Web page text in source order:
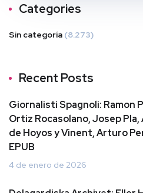
Categories
Sin categoría (8.273)
Recent Posts
Giornalisti Spagnoli: Ramon
Ortiz Rocasolano, Josep
de Hoyos y Vinent, Arturo
EPUB
4 de enero de 2026